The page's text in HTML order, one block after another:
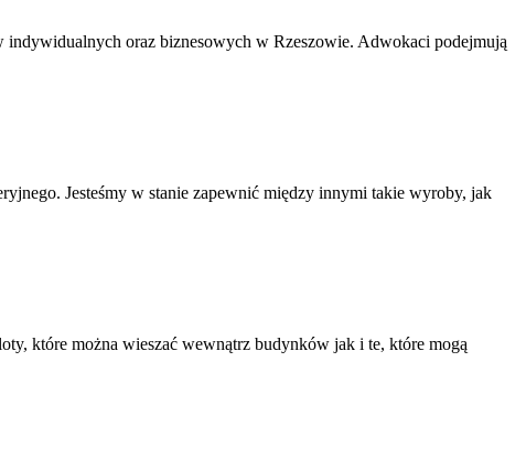
oraz biznesowych w Rzeszowie. Adwokaci podejmują
Jesteśmy w stanie zapewnić między innymi takie wyroby, jak
które można wieszać wewnątrz budynków jak i te, które mogą